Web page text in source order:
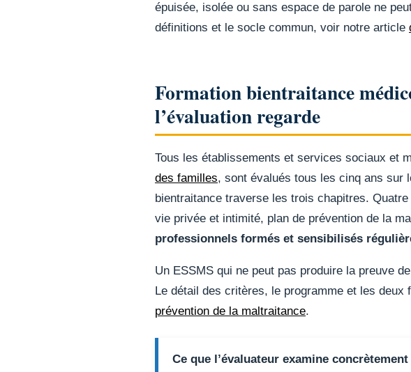
épuisée, isolée ou sans espace de parole ne
définitions et le socle commun, voir notre article
Formation bientraitance
l’évaluation regarde
Tous les établissements et services sociaux et
des familles, sont évalués tous les cinq ans sur
bientraitance traverse les trois chapitres.
vie privée et intimité, plan de prévention de la
professionnels formés et sensibilisés
Un ESSMS qui ne peut pas produire la preuve
Le détail des critères, le programme et les deux
prévention de la maltraitance.
Ce que l’évaluateur examine concrètement